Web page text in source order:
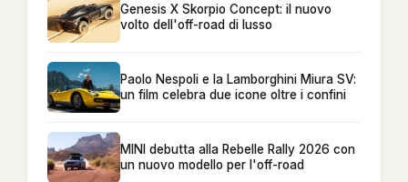
Genesis X Skorpio Concept: il nuovo
volto dell'off-road di lusso
Paolo Nespoli e la Lamborghini Miura SV:
un film celebra due icone oltre i confini
MINI debutta alla Rebelle Rally 2026 con
un nuovo modello per l'off-road